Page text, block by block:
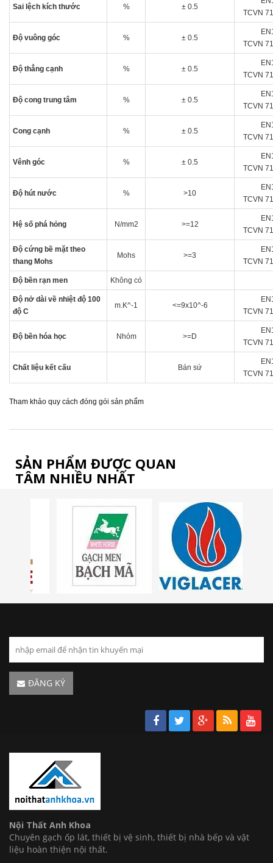
Sai lệch kích thước % ± 0.5
TCVN
Độ vuông góc % ± 0.5
TCVN
Độ thẳng cạnh % ± 0.5
TCVN
Độ cong trung tâm % ± 0.5
TCVN
Cong cạnh % ± 0.5
TCVN
Vênh góc % ± 0.5
TCVN
Độ hút nước % >10
TCVN
Hệ số phá hỏng N/mm2 >=12
TCVN
Độ cứng bề mặt theo
thang Mohs
Mohs >=3
TCVN
Độ bền rạn men Không có
Độ nở dài về nhiệt độ 100
độ C
m.K^-1 <=9x10^-6
TCVN
Độ bền hóa học Nhóm >=D
TCVN
Chất liệu kết cấu Bán sứ
TCVN
Tham khảo quy cách đóng gói sản phẩm
SẢN PHẨM ĐƯỢC QUAN
TÂM NHIỀU NHẤT
ĐĂNG KÝ
Nội Thất Anh Khoa
Chuyên gạch ốp lát, thiết bị vệ sinh, thiết bị nhà bếp và vật
liệu hoàn thiện nội thất.